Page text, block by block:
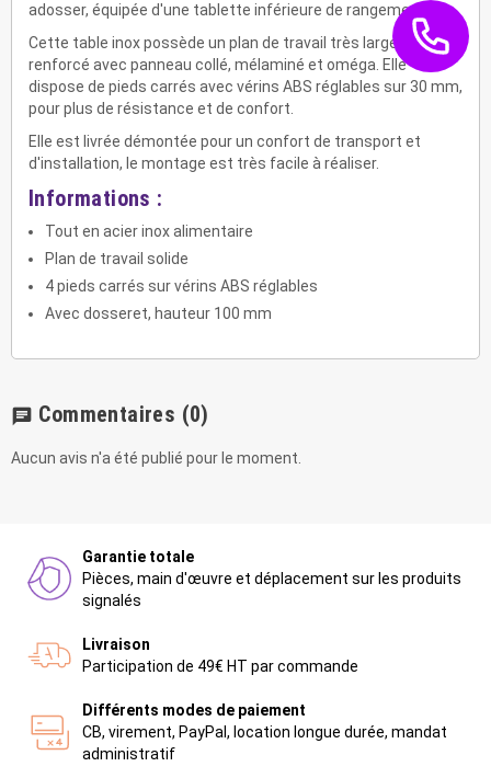
adosser, équipée d'une tablette inférieure de rangement.
Cette table inox possède un plan de travail très large,
renforcé avec panneau collé, mélaminé et oméga. Elle
dispose de pieds carrés avec vérins ABS réglables sur 30 mm,
pour plus de résistance et de confort.
Elle est livrée démontée pour un confort de transport et
d'installation, le montage est très facile à réaliser.
Informations :
Tout en acier inox alimentaire
Plan de travail solide
4 pieds carrés sur vérins ABS réglables
Avec dosseret, hauteur 100 mm
chat Commentaires (0)
Aucun avis n'a été publié pour le moment.
Garantie totale
Pièces, main d'œuvre et déplacement sur les produits
signalés
Livraison
Participation de 49€ HT par commande
Différents modes de paiement
CB, virement, PayPal, location longue durée, mandat
administratif